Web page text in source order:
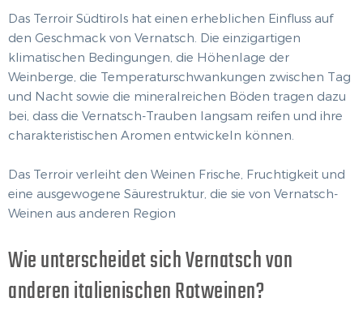
Das Terroir Südtirols hat einen erheblichen Einfluss auf
den Geschmack von Vernatsch. Die einzigartigen
klimatischen Bedingungen, die Höhenlage der
Weinberge, die Temperaturschwankungen zwischen Tag
und Nacht sowie die mineralreichen Böden tragen dazu
bei, dass die Vernatsch-Trauben langsam reifen und ihre
charakteristischen Aromen entwickeln können.
Das Terroir verleiht den Weinen Frische, Fruchtigkeit und
eine ausgewogene Säurestruktur, die sie von Vernatsch-
Weinen aus anderen Region
Wie unterscheidet sich Vernatsch von
anderen italienischen Rotweinen?